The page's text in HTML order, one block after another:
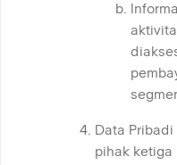
Data
pihak ketiga